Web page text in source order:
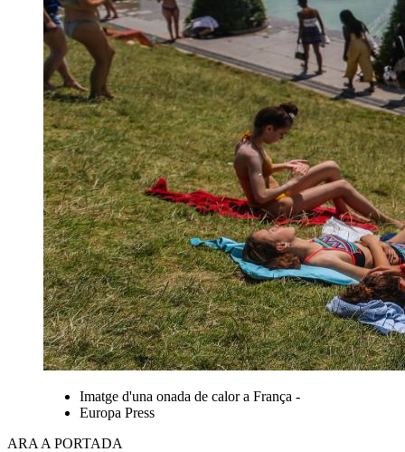
Imatge d'una onada de calor a França -
Europa Press
ARA A PORTADA